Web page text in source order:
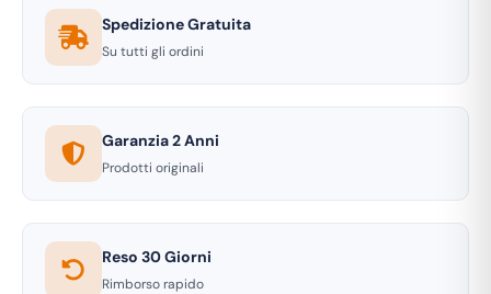
Spedizione Gratuita
Su tutti gli ordini
Garanzia 2 Anni
Prodotti originali
Reso 30 Giorni
Rimborso rapido